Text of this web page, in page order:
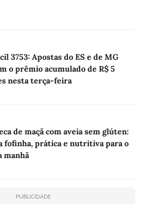
3753: Apostas do ES e de MG
o prêmio acumulado de R$ 5
nesta terça-feira
de maçã com aveia sem glúten:
fofinha, prática e nutritiva para o
manhã
PUBLICIDADE